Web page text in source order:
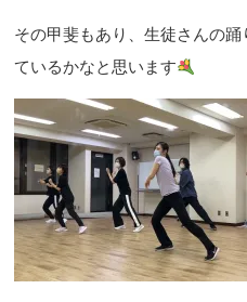
その甲斐もあり、生徒さんの
ているかなと思います